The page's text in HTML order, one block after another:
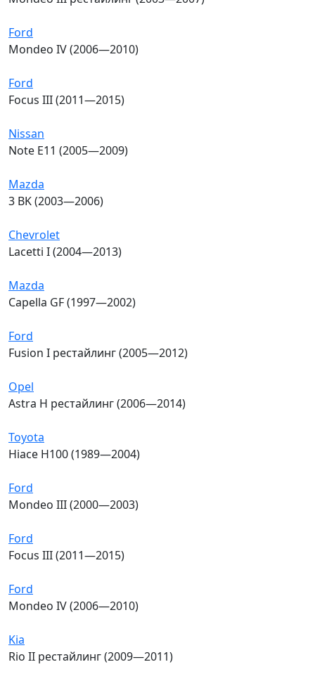
Ford
Mondeo IV (2006—2010)
Ford
Focus III (2011—2015)
Nissan
Note E11 (2005—2009)
Mazda
3 BK (2003—2006)
Chevrolet
Lacetti I (2004—2013)
Mazda
Capella GF (1997—2002)
Ford
Fusion I рестайлинг (2005—2012)
Opel
Astra H рестайлинг (2006—2014)
Toyota
Hiace H100 (1989—2004)
Ford
Mondeo III (2000—2003)
Ford
Focus III (2011—2015)
Ford
Mondeo IV (2006—2010)
Kia
Rio II рестайлинг (2009—2011)